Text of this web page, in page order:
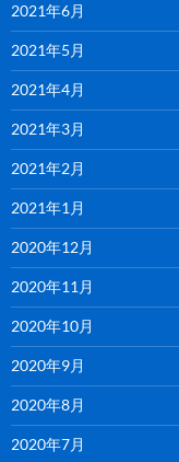
2021年6月
2021年5月
2021年4月
2021年3月
2021年2月
2021年1月
2020年12月
2020年11月
2020年10月
2020年9月
2020年8月
2020年7月